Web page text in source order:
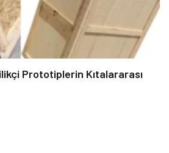
Prototiplerin Kıtalararası